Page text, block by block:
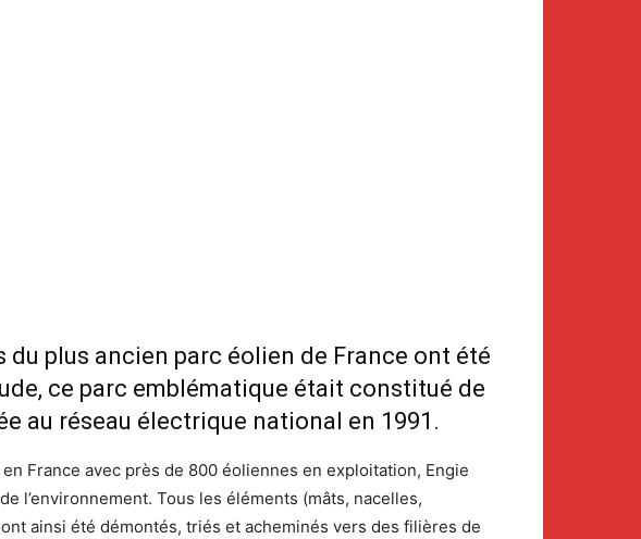
plus ancien parc éolien de France ont été
ce parc emblématique était constitué de
au réseau électrique national en 1991.
France avec près de 800 éoliennes en exploitation, Engie
l’environnement. Tous les éléments (mâts, nacelles,
ainsi été démontés, triés et acheminés vers des filières de